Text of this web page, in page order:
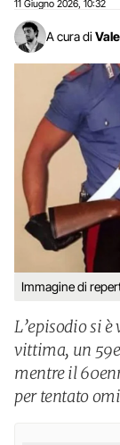
11 Giugno 2026 10:32
A cura di
Immagine di
L’episodio si
vittima, un
mentre il
per tentato